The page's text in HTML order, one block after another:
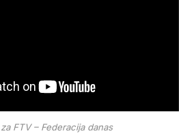
FTV – Federacija danas